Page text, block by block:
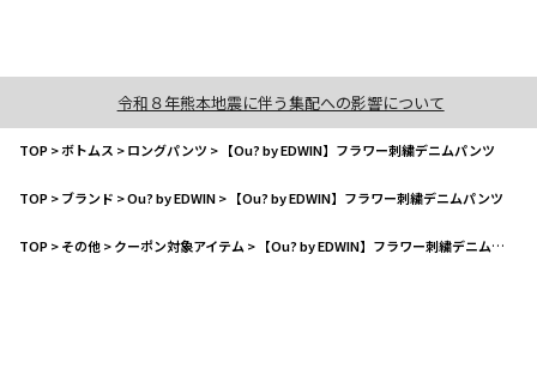
令和８年熊本地震に伴う集配への影響について
TOP>ボトムス >ロングパンツ > 【Ou? by EDWIN】フラワー刺繍デニムパンツ
TOP>ブランド >Ou? by EDWIN> 【Ou? by EDWIN】フラワー刺繍デニムパンツ
TOP>その他>クーポン対象アイテム > 【Ou? by EDWIN】フラワー刺繍デニムパンツ